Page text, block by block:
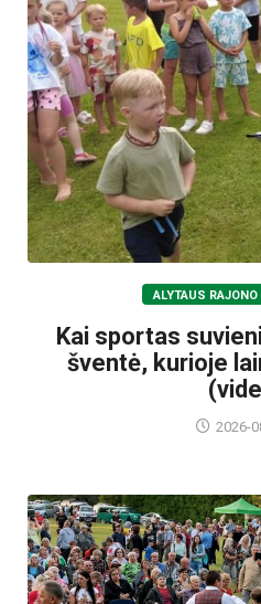
ALYTAUS
Kai sportas
šventė, kurioje
2026-